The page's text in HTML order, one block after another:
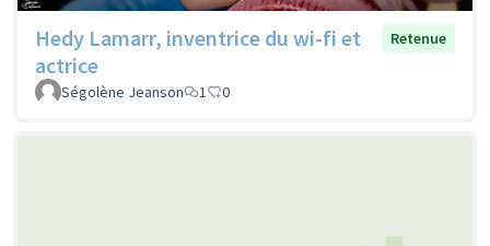
Hedy Lamarr, inventrice du wi-fi et
actrice
Retenue
Ségolène Jeanson 1 0